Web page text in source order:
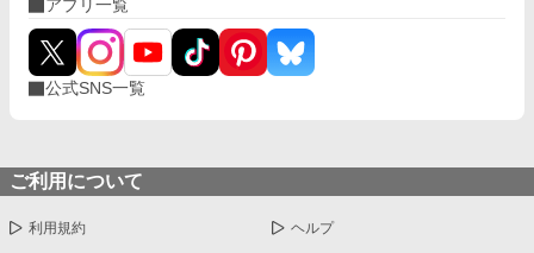
アプリ一覧
公式SNS一覧
ご利用について
利用規約 ヘルプ